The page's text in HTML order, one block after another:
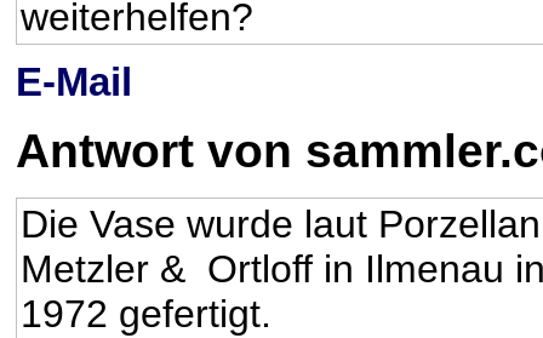
weiterhelfen?
E-Mail
Antwort von
Die Vase wurde laut
Metzler & Ortloff in Ilmenau
1972 gefertigt.